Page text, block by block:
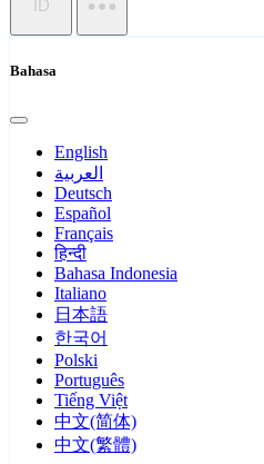
ID
Bahasa
English
العربية
Deutsch
Español
Français
हिन्दी
Bahasa Indonesia
Italiano
日本語
한국어
Polski
Português
Tiếng Việt
中文(简体)
中文(繁體)